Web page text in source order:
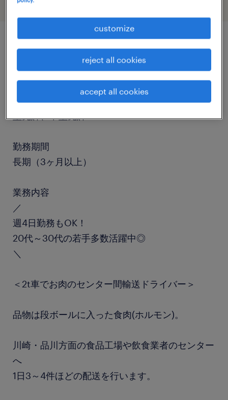
job details
職種
個配・宅配・ルート・配送、中型トラック、準中
型免許、中型免許
勤務期間
長期（3ヶ月以上）
業務内容
／
週4日勤務もOK！
20代～30代の若手多数活躍中◎
＼
＜2t車でお肉のセンター間輸送ドライバー＞
品物は段ボールに入った食肉(ホルモン)。
川崎・品川方面の食品工場や飲食業者のセンター
へ
1日3～4件ほどの配送を行います。
customize
reject all cookies
accept all cookies